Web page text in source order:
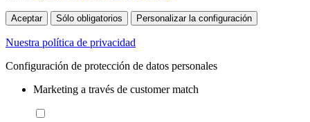
Aceptar Sólo obligatorios Personalizar la configuración
Nuestra política de privacidad
Configuración de protección de datos personales
Marketing a través de customer match